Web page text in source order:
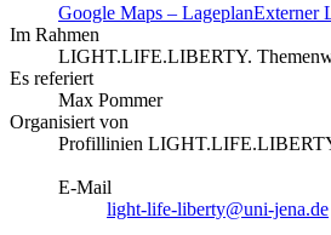
Google Maps – LageplanExterner
Im Rahmen
LIGHT.LIFE.LIBERTY.
Es referiert
Max Pommer
Organisiert von
Profillinien
E-Mail
light-life-liberty@uni-jena.de